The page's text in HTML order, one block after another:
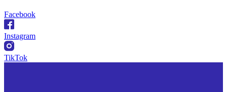
Facebook
Instagram
TikTok